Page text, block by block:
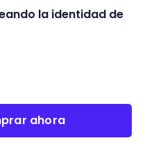
la identidad de
ahora